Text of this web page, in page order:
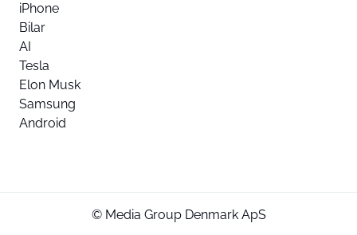
iPhone
Bilar
AI
Tesla
Elon Musk
Samsung
Android
© Media Group Denmark ApS